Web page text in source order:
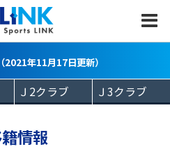
（2021年11月17日更新）
情報